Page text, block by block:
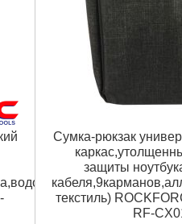
Сумка-рюкзак
защиты
текстиль)
RF-